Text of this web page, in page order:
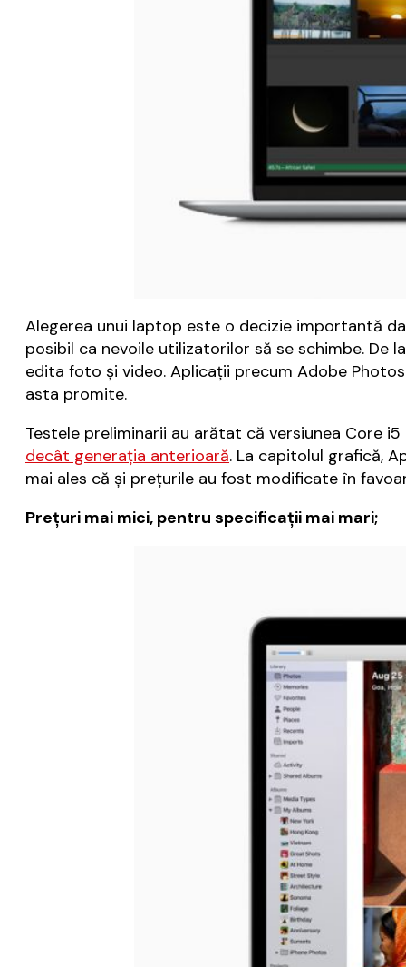
Alegerea unui laptop este o decizie importantă
posibil ca nevoile utilizatorilor să se schimbe. De
edita foto și video. Aplicații precum Adobe
asta promite.
Testele preliminarii au arătat că versiunea Core
decât generația anterioară. La capitolul grafică,
mai ales că și prețurile au fost modificate în
Prețuri mai mici, pentru specificații mai mari;